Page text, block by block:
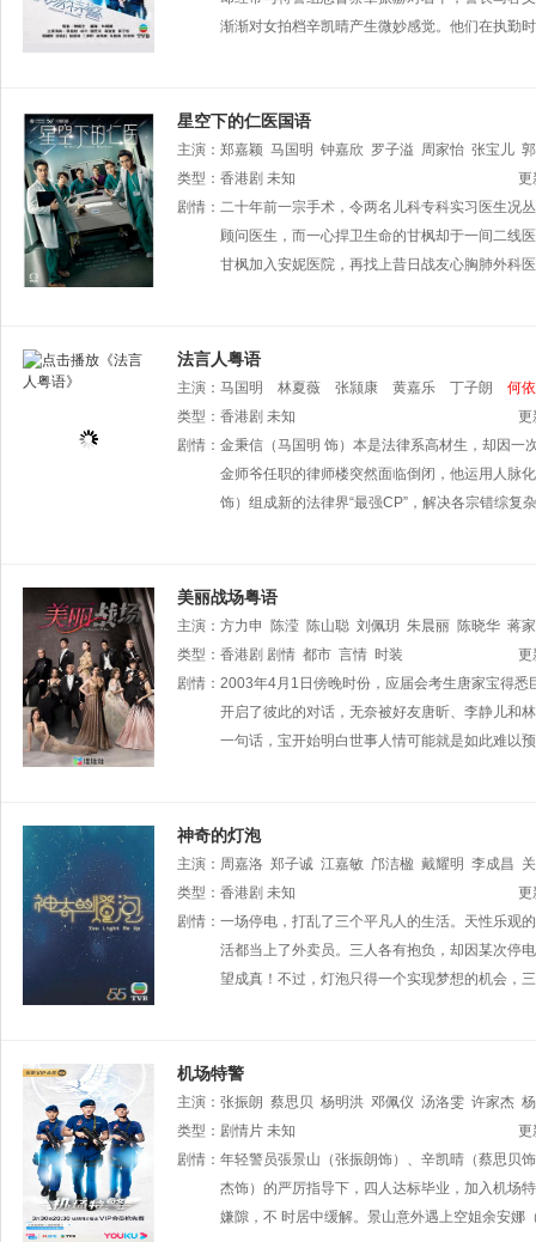
渐渐对女拍档辛凯晴产生微妙感觉。他们在执勤
星空下的仁医国语
主演： 郑嘉颖 马国明 钟嘉欣 罗子溢 周家怡 张宝儿
类型： 香港剧 未知
更
剧情： 二十年前一宗手术，令两名儿科专科实习医生况
顾问医生，而一心捍卫生命的甘枫却于一间二线
甘枫加入安妮医院，再找上昔日战友心胸肺外科
法言人粤语
主演： 马国明 林夏薇 张颕康 黄嘉乐 丁子朗
何
雪心
陈展鹏 刘佩玥 罗兰
类型： 香港剧 未知
更
剧情： 金秉信（马国明 饰）本是法律系高材生，却因一
金师爷任职的律师楼突然面临倒闭，他运用人脉
饰）组成新的法律界“最强CP”，解决各宗错综
美丽战场粤语
主演： 方力申 陈滢 陈山聪 刘佩玥 朱晨丽 陈晓华 蒋
杜燕歌
张韦怡 刘展霆 刘桂芳 张驰豪 王灏儿
钟天濠
阮政峰 秦启维 黄婧灵 钟晴 关嘉敏 蔡嘉欣 陈
古天祥 曾展望 麦秋成 袁镇业 邓梓峰
类型： 香港剧 剧情 都市 言情 时装
更
剧情： 2003年4月1日傍晚时份，应届会考生唐家宝得
开启了彼此的对话，无奈被好友唐昕、李静儿和
一句话，宝开始明白世事人情可能就是如此难
神奇的灯泡
主演： 周嘉洛 郑子诚 江嘉敏 邝洁楹 戴耀明 李成昌
类型： 香港剧 未知
更
剧情： 一场停电，打乱了三个平凡人的生活。天性乐观
活都当上了外卖员。三人各有抱负，却因某次停
望成真！不过，灯泡只得一个实现梦想的机会
机场特警
主演： 张振朗 蔡思贝 杨明洪 邓佩仪 汤洛雯 许家杰
黎振烨
朱敏瀚 杨证桦 崔锦棠
陈嘉辉
刘温馨 王绮琴 程可为 林敬刚 陈荣峻 陈建文
李兴华 唐嘉麟 郭千瑜 周丽欣 莫伟文 吴云
类型： 剧情片 未知
更
剧情： 年轻警员張景山（张振朗饰）、辛凯晴（蔡思贝
杰饰）的严厉指导下，四人达标毕业，加入机场
嫌隙，不 时居中缓解。景山意外遇上空姐余安